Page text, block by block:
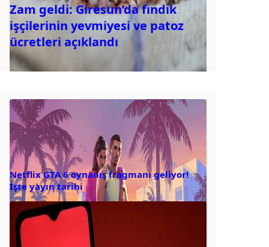
Zam geldi: Giresun’da fındık
işçilerinin yevmiyesi ve patoz
ücretleri açıklandı
Netflix GTA 6 oynanış fragmanı geliyor!
İşte yayın tarihi